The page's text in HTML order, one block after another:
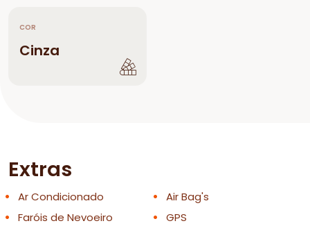
COR
Cinza
Extras
Ar Condicionado
Air Bag's
Faróis de Nevoeiro
GPS